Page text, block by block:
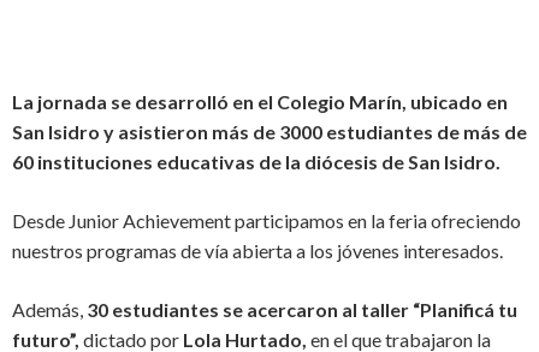
La jornada se desarrolló en el Colegio Marín, ubicado en
San Isidro y asistieron más de 3000 estudiantes de más de
60 instituciones educativas de la diócesis de San Isidro.
Desde Junior Achievement participamos en la feria ofreciendo
nuestros programas de vía abierta a los jóvenes interesados.
Además, 30 estudiantes se acercaron al taller “Planificá tu
futuro”, dictado por Lola Hurtado, en el que trabajaron la